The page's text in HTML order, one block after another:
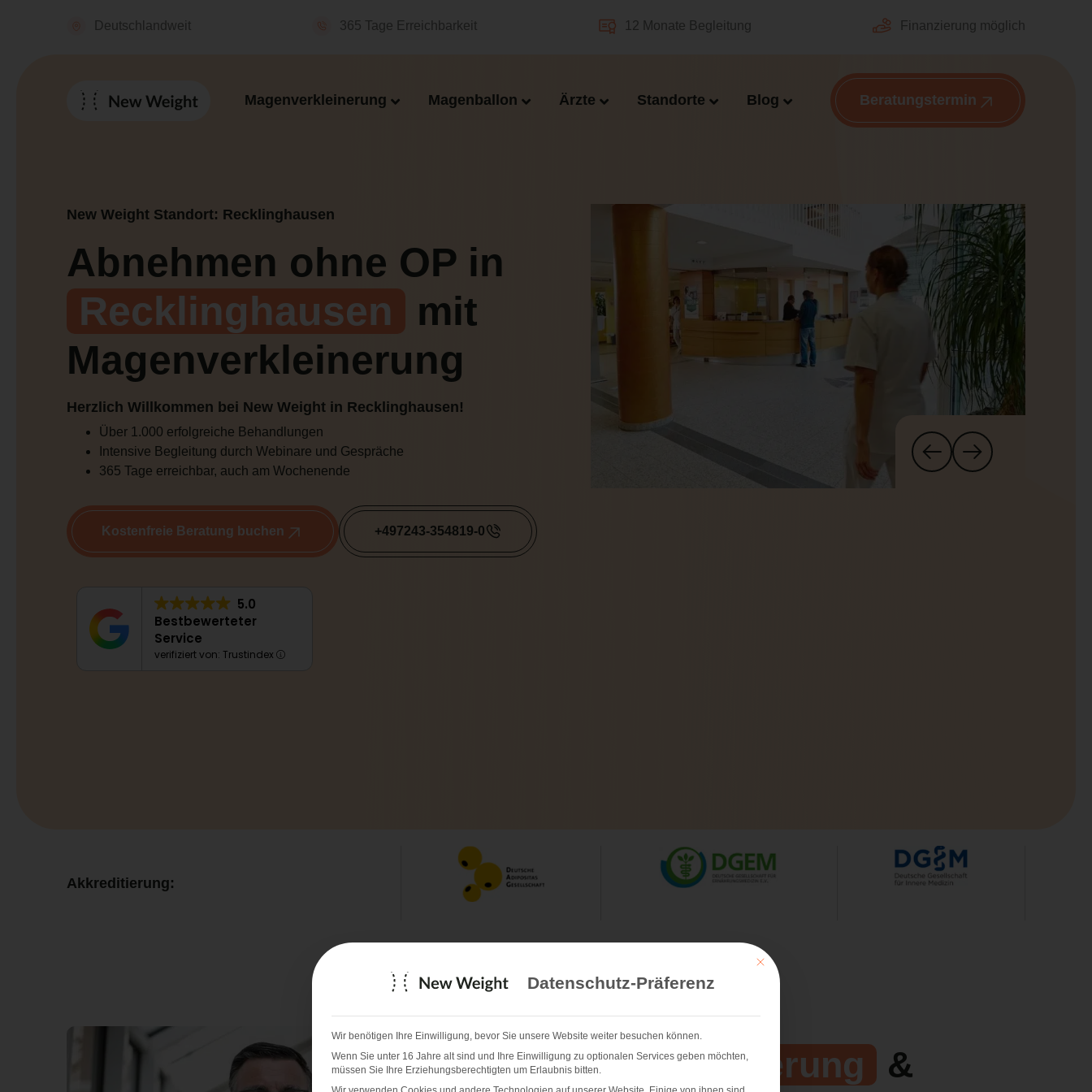
Deutschlandweit 365 Tage Erreichbarkeit 12 Monate Begleitung Finanzierung möglich
Magenverkleinerung Magenballon Ärzte Standorte Blog Beratungstermin
New Weight Standort: Recklinghausen
Abnehmen ohne OP in
Recklinghausen
mit
Magenverkleinerung
Herzlich Willkommen bei New Weight in Recklinghausen!
Über 1.000 erfolgreiche Behandlungen
Intensive Begleitung durch Webinare und Gespräche
365 Tage erreichbar, auch am Wochenende
Kostenfreie Beratung buchen +497243-354819-0
5.0
Bestbewerteter
Service
verifiziert von: Trustindex
Akkreditierung:
Spezialisierung
&
Mit diesem Button wird der Dialog geschlossen. Seine Funktionalität ist
Datenschutz-Präferenz
Wir benötigen Ihre Einwilligung, bevor Sie unsere Website weiter besuchen können.
Wenn Sie unter 16 Jahre alt sind und Ihre Einwilligung zu optionalen Services geben möchten,
müssen Sie Ihre Erziehungsberechtigten um Erlaubnis bitten.